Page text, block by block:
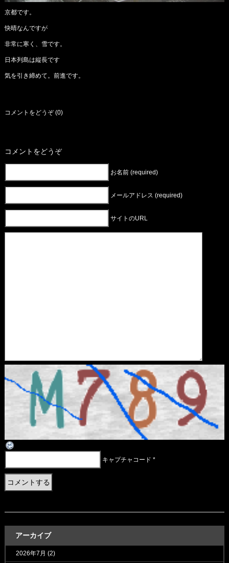
京都です。
快晴なんですが
非常に寒く、雪です。
日本列島は縦長です
気を引き締めて。前進です。
コメントをどうぞ (0)
コメントをどうぞ
お名前 (required)
メールアドレス (required)
サイトのURL
キャプチャコード *
アーカイブ
2026年7月 (2)